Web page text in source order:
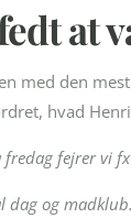
at
med den
hvad
fredag fejrer vi
dag og